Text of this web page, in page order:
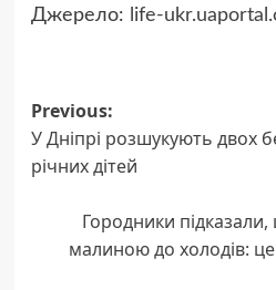
Джерело: life-
Post
navigation
Previous:
У Дніпрі розшукують двох
річних дітей
Городники
малиною до холодів: